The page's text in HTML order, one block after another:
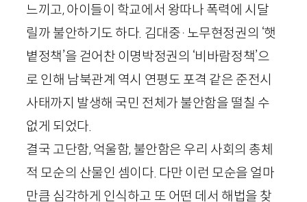
느끼고, 아이들이 학교에서 왕따나 폭력에 시달
릴까 불안하기도 하다. 김대중·노무현정권의 ‘햇
볕정책’을 걷어찬 이명박정권의 ‘비바람정책’으
로 인해 남북관계 역시 연평도 포격 같은 준전시
사태까지 발생해 국민 전체가 불안함을 떨칠 수
없게 되었다.
결국 고단함, 억울함, 불안함은 우리 사회의 총체
적 모순의 산물인 셈이다. 다만 이런 모순을 얼마
만큼 심각하게 인식하고 또 어떤 데서 해법을 찾